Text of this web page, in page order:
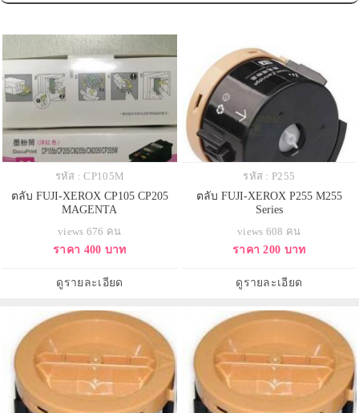
รหัส : CP105M
ตลับ FUJI-XEROX CP105 CP205
MAGENTA
views 676 คน
ราคา 400 บาท
ดูรายละเอียด
รหัส : P255
ตลับ FUJI-XEROX P255 M255
Series
views 608 คน
ราคา 200 บาท
ดูรายละเอียด